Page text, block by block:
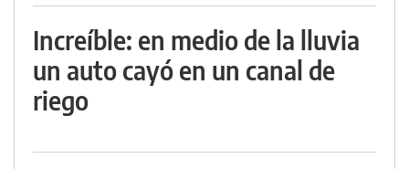
Increíble: en medio de la lluvia
un auto cayó en un canal de
riego